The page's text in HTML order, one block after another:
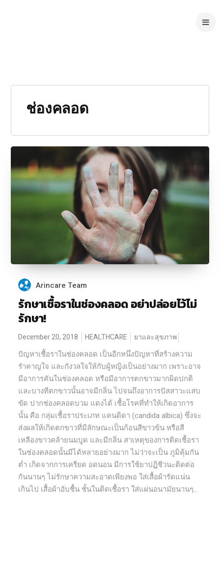
ช่องคลอด
Arincare Team
รักษาเชื้อราในช่องคลอด อย่าปล่อยไว้ไม่
รักษา!
December 20, 2018 HEALTHCARE ยาและสุขภาพ
ปัญหาเชื้อราในช่องคลอด เป็นอีกหนึ่งปัญหาที่สร้างความ
รำคาญใจ และกังวลใจให้กับผู้หญิงเป็นอย่างมาก เพราะอาจ
มีอาการคันในช่องคลอด หรือมีอาการตกขาวมากผิดปกติ
และบางทีตกขาวนั้นอาจมีกลิ่น ไปจนถึงอาการปัสสาวะแสบ
ขัด ปากช่องคลอดบวม แดงได้ เชื้อโรคที่ทำให้เกิดอาการ
นั้น คือ กลุ่มเชื้อราประเภท แคนดิดา (candida albica) ซึ่งจะ
ส่งผลให้เกิดตกขาวที่มีลักษณะเป็นก้อนสีขาวข้น หรือสี
เหลืองขาวคล้ายนมบูด และมีกลิ่น สาเหตุของการติดเชื้อรา
ในช่องคลอดนั้นมีได้หลายอย่างมาก ไม่ว่าจะเป็น ภูมิคุ้มกัน
ต่ำ เกิดจากการเครียด อดนอน มีการใช้ยาปฏิชีวนะติดต่อ
กันนานๆ ไม่รักษาความสะอาดเพียงพอ ใส่เสื้อผ้ารัดแน่น
เกินไป เสื้อผ้าอับชื้น ชั้นในติดเชื้อรา ใส่แผ่นอนามัยนานๆ...